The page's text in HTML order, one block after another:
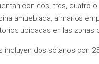
con dos, tres, cuatro
amueblada, armarios
ubicadas en las zonas
incluyen dos sótanos con